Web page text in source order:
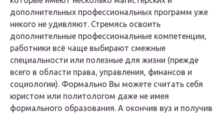
дополнительных профессиональных программ уже
никого не удивляют. Стремясь освоить
дополнительные профессиональные компетенции,
работники всё чаще выбирают смежные
специальности или полезные для жизни (прежде
всего в области права, управления, финансов и
социологии). Формально Вы можете считать себя
юристом или политологом даже не имея
формального образования. А окончив вуз и получив